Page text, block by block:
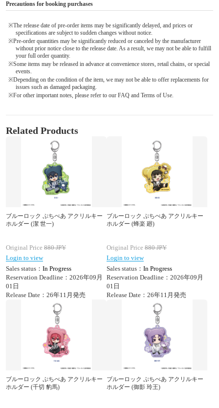
Precautions for booking purchases
※The release date of pre-order items may be significantly delayed, and prices or
specifications are subject to sudden changes without notice.
※Pre-order quantities may be significantly reduced or canceled by the manufacturer
without prior notice close to the release date. As a result, we may not be able to fulfill
your full order quantity.
※Some items may be released in advance at convenience stores, retail chains, or special
events.
※Depending on the condition of the item, we may not be able to offer replacements for
issues such as damaged packaging.
※For other important notes, please refer to our FAQ and Terms of Use.
Related Products
ブルーロック ぷちべあ アクリルキー
ホルダー (潔 世一)
Original Price 880JPY
Login to view
Sales status： In Progress
Reservation Deadline：2026年09月
01日
Release Date：26年11月発売
ブルーロック ぷちべあ アクリルキー
ホルダー (蜂楽 廻)
Original Price 880JPY
Login to view
Sales status： In Progress
Reservation Deadline：2026年09月
01日
Release Date：26年11月発売
ブルーロック ぷちべあ アクリルキー
ホルダー (千切 豹馬)
ブルーロック ぷちべあ アクリルキー
ホルダー (御影 玲王)